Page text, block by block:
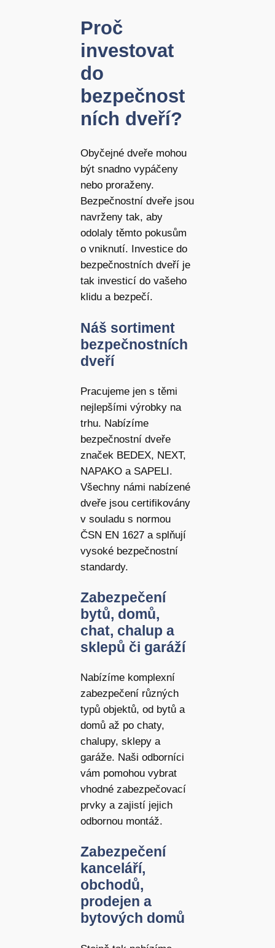
Proč
investovat
do
bezpečnost
ních dveří?
Obyčejné dveře mohou
být snadno vypáčeny
nebo proraženy.
Bezpečnostní dveře jsou
navrženy tak, aby
odolaly těmto pokusům
o vniknutí. Investice do
bezpečnostních dveří je
tak investicí do vašeho
klidu a bezpečí.
Náš sortiment
bezpečnostních
dveří
Pracujeme jen s těmi
nejlepšími výrobky na
trhu. Nabízíme
bezpečnostní dveře
značek BEDEX, NEXT,
NAPAKO a SAPELI.
Všechny námi nabízené
dveře jsou certifikovány
v souladu s normou
ČSN EN 1627 a splňují
vysoké bezpečnostní
standardy.
Zabezpečení
bytů, domů,
chat, chalup a
sklepů či garáží
Nabízíme komplexní
zabezpečení různých
typů objektů, od bytů a
domů až po chaty,
chalupy, sklepy a
garáže. Naši odborníci
vám pomohou vybrat
vhodné zabezpečovací
prvky a zajistí jejich
odbornou montáž.
Zabezpečení
kanceláří,
obchodů,
prodejen a
bytových domů